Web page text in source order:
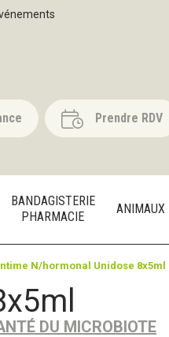
Prendre RDV
BANDAGISTERIE
PHARMACIE
ANIMAUX
N/hormonal Unidose 8x5ml
DU MICROBIOTE